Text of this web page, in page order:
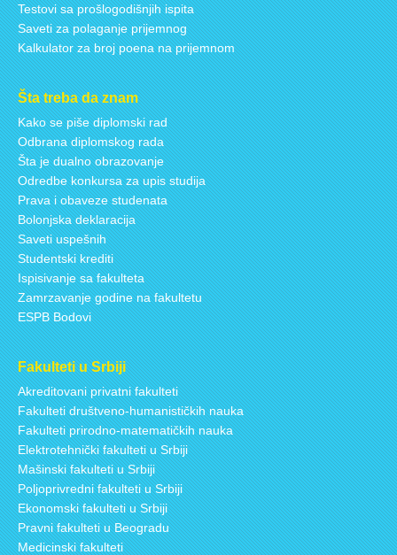
Testovi sa prošlogodišnjih ispita
Saveti za polaganje prijemnog
Kalkulator za broj poena na prijemnom
Šta treba da znam
Kako se piše diplomski rad
Odbrana diplomskog rada
Šta je dualno obrazovanje
Odredbe konkursa za upis studija
Prava i obaveze studenata
Bolonjska deklaracija
Saveti uspešnih
Studentski krediti
Ispisivanje sa fakulteta
Zamrzavanje godine na fakultetu
ESPB Bodovi
Fakulteti u Srbiji
Akreditovani privatni fakulteti
Fakulteti društveno-humanističkih nauka
Fakulteti prirodno-matematičkih nauka
Elektrotehnički fakulteti u Srbiji
Mašinski fakulteti u Srbiji
Poljoprivredni fakulteti u Srbiji
Ekonomski fakulteti u Srbiji
Pravni fakulteti u Beogradu
Medicinski fakulteti